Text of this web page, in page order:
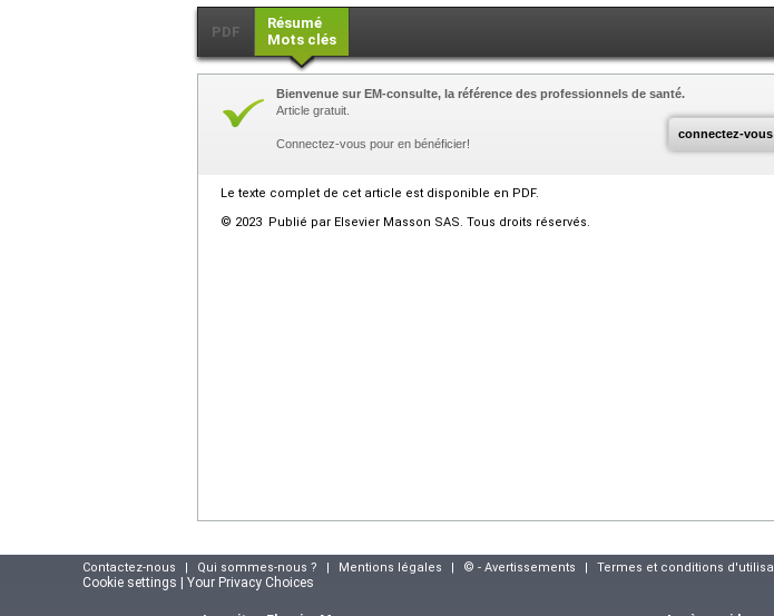
PDF
Résumé
Mots clés
connectez-vous
Bienvenue sur EM-consulte, la référence des professionnels de santé.
Article gratuit.
Connectez-vous pour en bénéficier!
Le texte complet de cet article est disponible en PDF.
© 2023 Publié par Elsevier Masson SAS. Tous droits réservés.
Contactez-nous | Qui sommes-nous ? | Mentions légales | © - Avertissements | Termes et conditions
Cookie settings | Your Privacy Choices